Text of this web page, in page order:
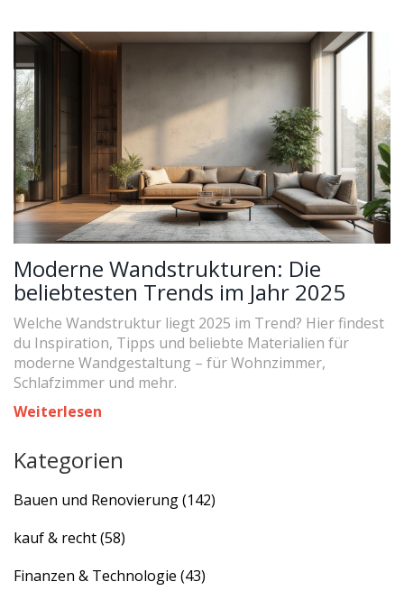
Moderne Wandstrukturen: Die
beliebtesten Trends im Jahr 2025
Welche Wandstruktur liegt 2025 im Trend? Hier findest
du Inspiration, Tipps und beliebte Materialien für
moderne Wandgestaltung – für Wohnzimmer,
Schlafzimmer und mehr.
Weiterlesen
Kategorien
Bauen und Renovierung(142)
kauf & recht(58)
Finanzen & Technologie (43)